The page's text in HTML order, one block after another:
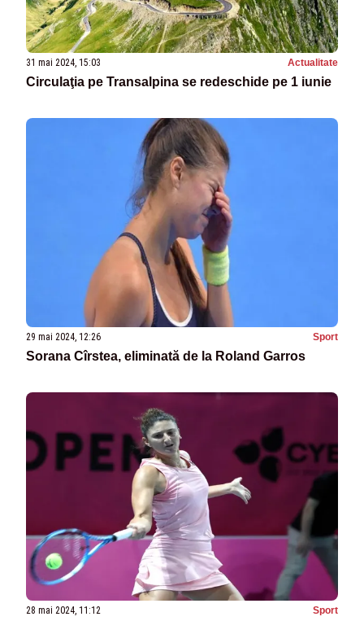
31 mai 2024, 15:03 Actualitate
Circulaţia pe Transalpina se redeschide pe 1 iunie
29 mai 2024, 12:26 Sport
Sorana Cîrstea, eliminată de la Roland Garros
28 mai 2024, 11:12 Sport